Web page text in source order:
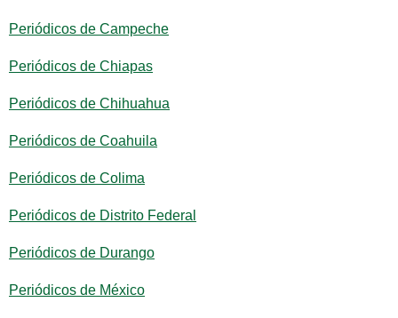
Periódicos de Campeche
Periódicos de Chiapas
Periódicos de Chihuahua
Periódicos de Coahuila
Periódicos de Colima
Periódicos de Distrito Federal
Periódicos de Durango
Periódicos de México